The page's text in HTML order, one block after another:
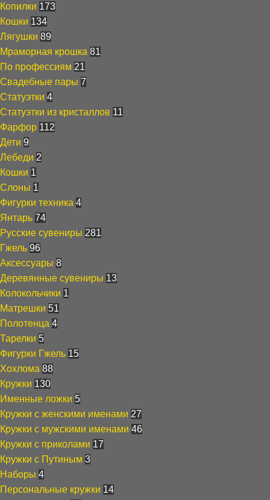
Копилки 173
Кошки 134
Лягушки 89
Мраморная крошка 81
По профессиям 21
Свадебные пары 7
Статуэтки 4
Статуэтки из кристаллов 11
Фарфор 112
Дети 9
Лебеди 2
Кошки 1
Слоны 1
Фигурки техника 4
Янтарь 74
Русские сувениры 281
Гжель 96
Аксессуары 8
Деревянные сувениры 13
Колокольчики 1
Матрешки 51
Полотенца 4
Тарелки 5
Фигурки Гжель 15
Хохлома 88
Кружки 130
Именные ложки 5
Кружки с женскими именами 27
Кружки с мужскими именами 46
Кружки с приколами 17
Кружки с Путиным 3
Наборы 4
Персональные кружки 14